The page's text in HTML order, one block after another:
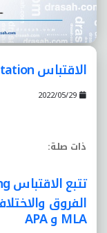
الاقتباس Citation
ذات صلة:
تتبع الاقتباس Citation tracking
الفروق
MLA و APA